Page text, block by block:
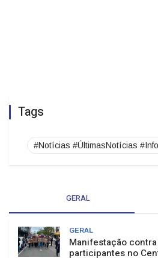
Tags
#Notícias #ÚltimasNotícias
GERAL
GERAL
Manifestação
participantes no